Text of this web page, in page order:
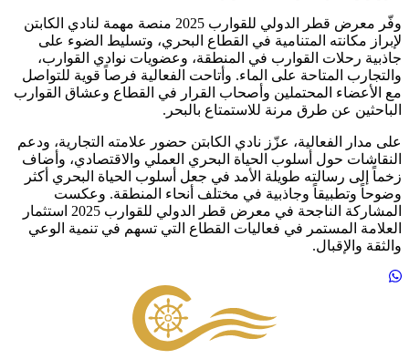
وفّر معرض قطر الدولي للقوارب 2025 منصة مهمة لنادي الكابتن
لإبراز مكانته المتنامية في القطاع البحري، وتسليط الضوء على
جاذبية رحلات القوارب في المنطقة، وعضويات نوادي القوارب،
والتجارب المتاحة على الماء. وأتاحت الفعالية فرصاً قوية للتواصل
مع الأعضاء المحتملين وأصحاب القرار في القطاع وعشاق القوارب
الباحثين عن طرق مرنة للاستمتاع بالبحر.
على مدار الفعالية، عزّز نادي الكابتن حضور علامته التجارية، ودعم
النقاشات حول أسلوب الحياة البحري العملي والاقتصادي، وأضاف
زخماً إلى رسالته طويلة الأمد في جعل أسلوب الحياة البحري أكثر
وضوحاً وتطبيقاً وجاذبية في مختلف أنحاء المنطقة. وعكست
المشاركة الناجحة في معرض قطر الدولي للقوارب 2025 استثمار
العلامة المستمر في فعاليات القطاع التي تسهم في تنمية الوعي
والثقة والإقبال.